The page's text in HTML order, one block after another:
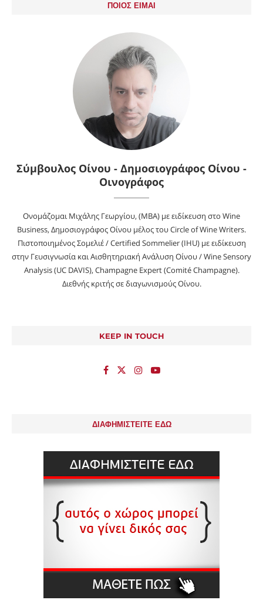
ΠΟΙΟΣ ΕΙΜΑΙ
Σύμβουλος Οίνου - Δημοσιογράφος Οίνου -
Οινογράφος
Ονομάζομαι Μιχάλης Γεωργίου, (MBA) με ειδίκευση στο Wine
Business, Δημοσιογράφος Οίνου μέλος του Circle of Wine Writers.
Πιστοποιημένος Σομελιέ / Certified Sommelier (IHU) με ειδίκευση
στην Γευσιγνωσία και Αισθητηριακή Ανάλυση Οίνου / Wine Sensory
Analysis (UC DAVIS), Champagne Expert (Comité Champagne).
Διεθνής κριτής σε διαγωνισμούς Οίνου.
KEEP IN TOUCH
ΔΙΑΦΗΜΙΣΤΕΙΤΕ ΕΔΩ